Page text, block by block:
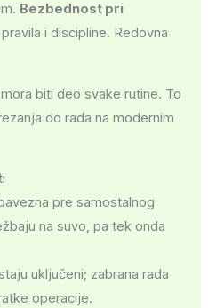
Bezbednost pri
i discipline. Redovna
mora biti deo svake rutine. To
do rada na modernim
pre samostalnog
na suvo, pa tek onda
uključeni; zabrana rada
operacije.